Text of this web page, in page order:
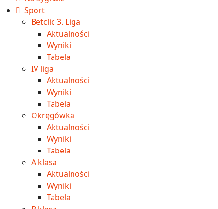
Sport
Betclic 3. Liga
Aktualności
Wyniki
Tabela
IV liga
Aktualności
Wyniki
Tabela
Okręgówka
Aktualności
Wyniki
Tabela
A klasa
Aktualności
Wyniki
Tabela